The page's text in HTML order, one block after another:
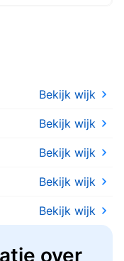
Bekijk wijk
Bekijk wijk
Bekijk wijk
Bekijk wijk
Bekijk wijk
over